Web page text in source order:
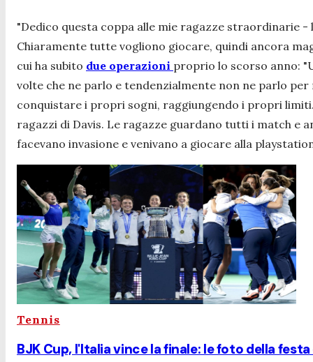
"Dedico questa coppa alle mie ragazze straordinarie -
Chiaramente tutte vogliono giocare, quindi ancora
cui ha subito due operazioni proprio lo scorso anno: "
volte che ne parlo e tendenzialmente non ne parlo
conquistare i propri sogni, raggiungendo i propri
ragazzi di Davis. Le ragazze guardano tutti i match e
facevano invasione e venivano a giocare alla
Tennis
BJK Cup, l'Italia vince la finale: le foto della